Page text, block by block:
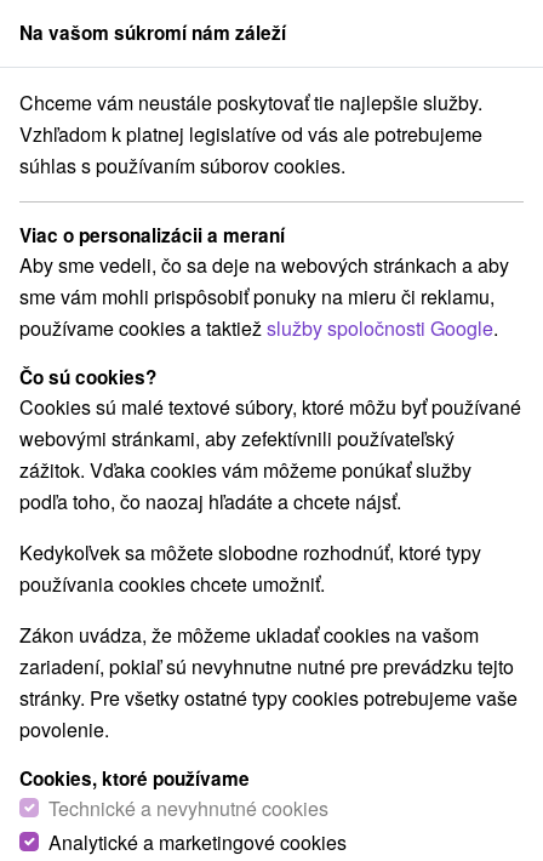
člen skupinySorger
Prešovský kraj Dolný Smokovec Apartmán Eric Dolný Smokovec
Apartmán Eric Dolný Smokovec
Dolný Smokovec
Rezervovať cez booking
REZERVÁCIA A VÝBER POBYTU
Kontaktujte priamo ubytovateľa.
Navigovať do miesta
O ZARIADENÍ VYBAVENIE
Na vašom súkromí nám záleží
Chceme vám neustále poskytovať tie najlepšie služby.
Vzhľadom k platnej legislatíve od vás ale potrebujeme
súhlas s používaním súborov cookies.
Viac o personalizácii a meraní
Aby sme vedeli, čo sa deje na webových stránkach a aby
sme vám mohli prispôsobiť ponuky na mieru či reklamu,
používame cookies a taktiežslužby spoločnosti Google.
Čo sú cookies?
Cookies sú malé textové súbory, ktoré môžu byť používané
webovými stránkami, aby zefektívnili používateľský
zážitok. Vďaka cookies vám môžeme ponúkať služby
podľa toho, čo naozaj hľadáte a chcete nájsť.
Kedykoľvek sa môžete slobodne rozhodnúť, ktoré typy
používania cookies chcete umožniť.
Zákon uvádza, že môžeme ukladať cookies na vašom
zariadení, pokiaľ sú nevyhnutne nutné pre prevádzku tejto
stránky. Pre všetky ostatné typy cookies potrebujeme vaše
povolenie.
Cookies, ktoré používame
Technické a nevyhnutné cookies
Analytické a marketingové cookies